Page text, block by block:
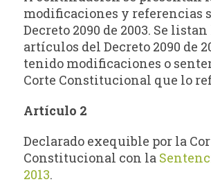
modificaciones y referencias
Decreto 2090 de 2003. Se listan
artículos del Decreto 2090 de
tenido modificaciones o
Corte Constitucional que lo
Artículo 2
Declarado exequible por la
Constitucional con la
2013.